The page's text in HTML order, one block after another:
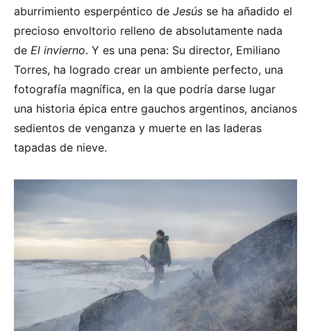
aburrimiento esperpéntico de Jesús se ha añadido el
precioso envoltorio relleno de absolutamente nada
de El invierno. Y es una pena: Su director, Emiliano
Torres, ha logrado crear un ambiente perfecto, una
fotografía magnífica, en la que podría darse lugar
una historia épica entre gauchos argentinos, ancianos
sedientos de venganza y muerte en las laderas
tapadas de nieve.